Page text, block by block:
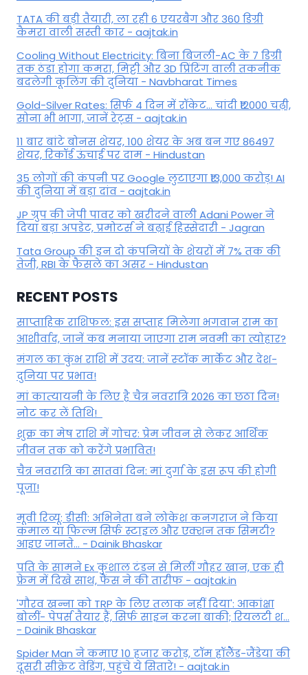
TATA की बड़ी तैयारी, ला रही 6 एयरबैग और 360 डिग्री
कैमरा वाली सस्ती कार - aajtak.in
Cooling Without Electricity: बिना बिजली-AC के 7 डिग्री
तक ठंडा होगा कमरा, मिट्टी और 3D प्रिंटिंग वाली तकनीक
बदलेगी कूलिंग की दुनिया - Navbharat Times
Gold-Silver Rates: सिर्फ 4 दिन में रॉकेट... चांदी ₹12000 चढ़ी,
सोना भी भागा, जानें रेट्स - aajtak.in
11 बार बांटे बोनस शेयर, 100 शेयर के अब बन गए 86497
शेयर, रिकॉर्ड ऊंचाई पर दाम - Hindustan
35 लोगों की कंपनी पर Google लुटाएगा ₹13,000 करोड़! AI
की दुनिया में बड़ा दांव - aajtak.in
JP ग्रुप की जेपी पावर को खरीदने वाली Adani Power ने
दिया बड़ा अपडेट, प्रमोटर्स ने बढ़ाई हिस्सेदारी - Jagran
Tata Group की इन दो कंपनियों के शेयरों में 7% तक की
तेजी, RBI के फैसले का असर - Hindustan
RECENT POSTS
साप्ताहिक राशिफल: इस सप्ताह मिलेगा भगवान राम का
आशीर्वाद, जानें कब मनाया जाएगा राम नवमी का त्योहार?
मंगल का कुंभ राशि में उदय: जानें स्‍टॉक मार्केट और देश-
दुनिया पर प्रभाव!
मां कात्‍यायनी के लिए है चैत्र नवरात्रि 2026 का छठा दिन!
नोट कर लें तिथि!
शुक्र का मेष राशि में गोचर: प्रेम जीवन से लेकर आर्थिक
जीवन तक को करेंगे प्रभावित!
चैत्र नवरात्रि का सातवां दिन: मां दुर्गा के इस रूप की होगी
पूजा!
मूवी रिव्यू: डीसी: अभिनेता बने लोकेश कनगराज ने किया
कमाल या फिल्म सिर्फ स्टाइल और एक्शन तक सिमटी?
आइए जानते... - Dainik Bhaskar
पति के सामने Ex कुशाल टंडन से मिलीं गौहर खान, एक ही
फ्रेम में दिखे साथ, फैंस ने की तारीफ - aajtak.in
'गौरव खन्ना को TRP के लिए तलाक नहीं दिया': आकांक्षा
बोलीं- पेपर्स तैयार हैं, सिर्फ साइन करना बाकी; रियलटी श...
- Dainik Bhaskar
Spider Man ने कमाए 10 हजार करोड़, टॉम हॉलैेंड-जैंडेया की
दूसरी सीक्रेट वेडिंग, पहुंचे ये सितारे! - aajtak.in